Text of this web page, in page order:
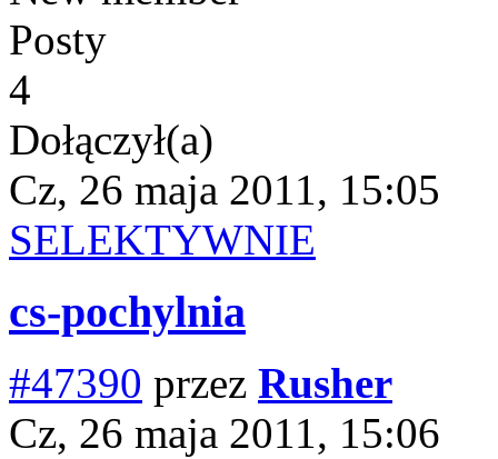
Posty
4
Dołączył(a)
Cz, 26 maja 2011, 15:05
SELEKTYWNIE
cs-pochylnia
#47390 przez Rusher
Cz, 26 maja 2011, 15:06